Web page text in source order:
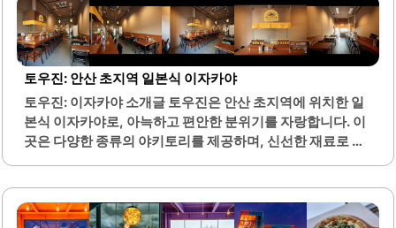
오는 특징이 있습니다.기본으로 제공되는 된장찌개와 김은
고기와 함께 곁들여 먹기에 적합하여, 더욱 풍성한 맛을 느낄
수 있습니다. 뒷고집은 가족 단위 방문객에게도 적합한 메뉴
구성을 갖추고 있어, 다양한 연령층이 함께 즐길 수 있는 공간
입니다. 또한, 친절한 직원들이 고객을 맞이하여 편안한 식사
경험을 제공합니다.매장 내부는 쾌적하고 깔끔하게 관리되
어 있으며, 자주 방문하는 단골 고객들이 많습니다. 이곳은 고
기와 함께..
토우진: 안산 초지역 일본식 이자카야
토우진: 이자카야 소개글 토우진은 안산 초지역에 위치한 일
본식 이자카야로, 아늑하고 편안한 분위기를 자랑합니다. 이
곳은 다양한 종류의 야키토리를 제공하며, 신선한 재료로 만
는 잡내 없이 깔끔한 맛을 자랑합니다.또한, 이자카야의 대표
적인 음료인 기린 생맥주와 함께 즐길 수 있어, 음식과 음료의